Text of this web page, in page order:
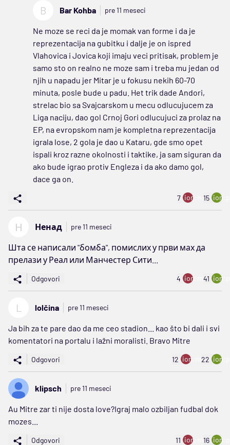
B Bar Kohba pre 11 meseci
Ne moze se reci da je momak van forme i da je
reprezentacija na gubitku i dalje je on ispred
Vlahovica i Jovica koji imaju veci pritisak, problem je
samo sto on realno ne moze sam i treba mu jedan od
njih u napadu jer Mitar je u fokusu nekih 60-70
minuta, posle bude u padu. Het trik dade Andori,
strelac bio sa Svajcarskom u mecu odlucujucem za
Liga naciju, dao gol Crnoj Gori odlucujuci za prolaz na
EP, na evropskom nam je kompletna reprezentacija
igrala lose, 2 gola je dao u Kataru, gde smo opet
ispali kroz razne okolnosti i taktike, ja sam siguran da
ako bude igrao protiv Engleza i da ako damo gol,
dace ga on.
7 ion:minus
15
Н Ненад pre 11 meseci
Шта се написали "бомба", помислих у први мах да
прелази у Реал или Манчестер Сити...
Odgovori 4 ion:minus
41
L lolčina pre 11 meseci
Ja bih za te pare dao da me ceo stadion... kao što bi dali i svi
komentatori na portalu i lažni moralisti. Bravo Mitre
Odgovori 12 ion:minus
22
klipsch pre 11 meseci
Au Mitre zar ti nije dosta love?Igraj malo ozbiljan fudbal dok
mozes...
Odgovori 11 ion:minus
16